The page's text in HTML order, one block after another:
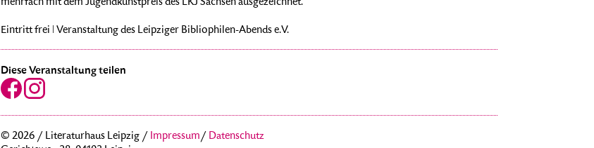
mehrfach mit dem Jugendkunstpreis des LKJ Sachsen ausgezeichnet.
Eintritt frei ǀ Veranstaltung des Leipziger Bibliophilen-Abends e.V.
Diese Veranstaltung teilen
© 2026 / Literaturhaus Leipzig / Impressum/ Datenschutz